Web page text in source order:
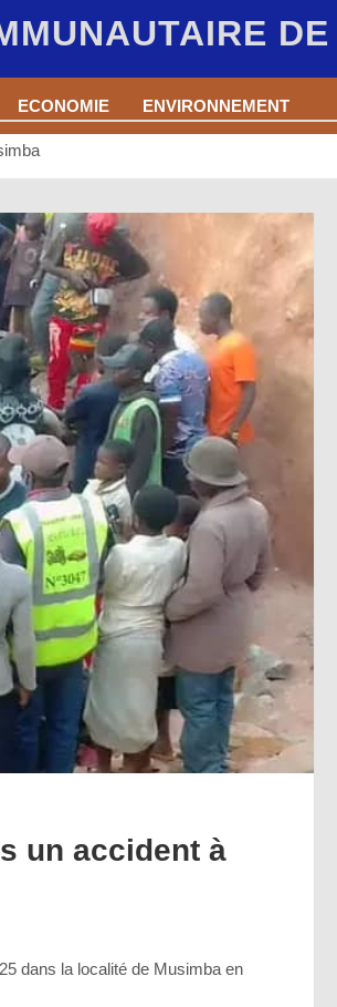
DE
ECONOMIE ENVIRONNEMENT
un accident à
dans la localité de Musimba en